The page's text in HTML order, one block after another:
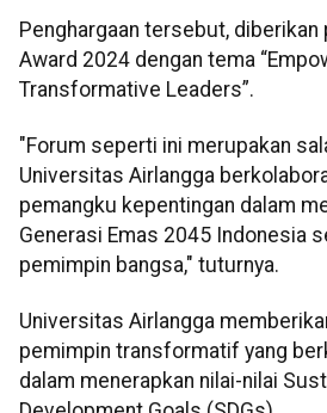
Penghargaan tersebut, diberikan
Award 2024 dengan tema
Transformative Leaders”.
"Forum seperti ini merupakan
Universitas Airlangga
pemangku kepentingan dalam
Generasi Emas 2045 Indonesia
pemimpin bangsa," tuturnya.
Universitas Airlangga
pemimpin transformatif yang
dalam menerapkan nilai-nilai